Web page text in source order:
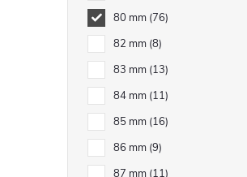
80 mm 76
82 mm 8
83 mm 13
84 mm 11
85 mm 16
86 mm 9
87 mm 11